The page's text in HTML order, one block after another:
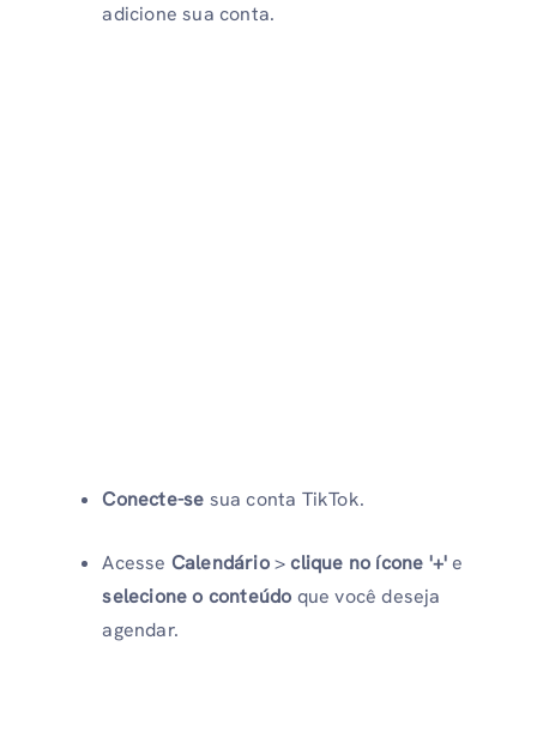
adicione sua conta.
Conecte-se sua conta TikTok.
Acesse Calendário>clique no ícone '+'e
selecione o conteúdo que você deseja
agendar.